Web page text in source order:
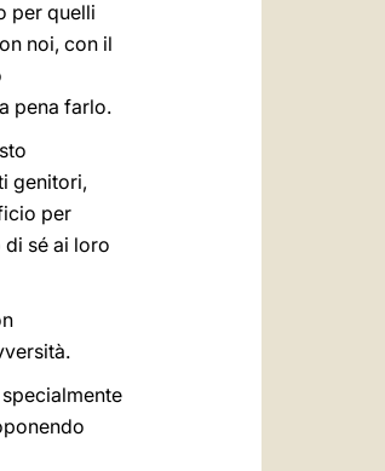
per quelli
noi, con il
pena farlo.
genitori,
per
sé ai loro